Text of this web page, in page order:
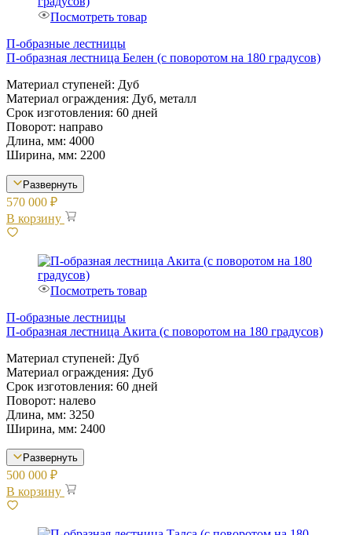
Посмотреть товар
П-образные лестницы
П-образная лестница Белен (с поворотом на 180 градусов)
Материал ступеней: Дуб
Материал ограждения: Дуб, металл
Срок изготовления: 60 дней
Поворот: направо
Длина, мм: 4000
Ширина, мм: 2200
Развернуть
570 000 ₽
В корзину
Посмотреть товар
П-образные лестницы
П-образная лестница Акита (с поворотом на 180 градусов)
Материал ступеней: Дуб
Материал ограждения: Дуб
Срок изготовления: 60 дней
Поворот: налево
Длина, мм: 3250
Ширина, мм: 2400
Развернуть
500 000 ₽
В корзину